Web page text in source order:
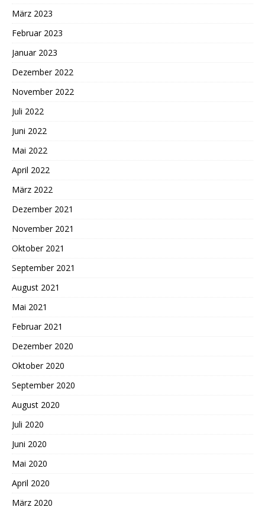
März 2023
Februar 2023
Januar 2023
Dezember 2022
November 2022
Juli 2022
Juni 2022
Mai 2022
April 2022
März 2022
Dezember 2021
November 2021
Oktober 2021
September 2021
August 2021
Mai 2021
Februar 2021
Dezember 2020
Oktober 2020
September 2020
August 2020
Juli 2020
Juni 2020
Mai 2020
April 2020
März 2020